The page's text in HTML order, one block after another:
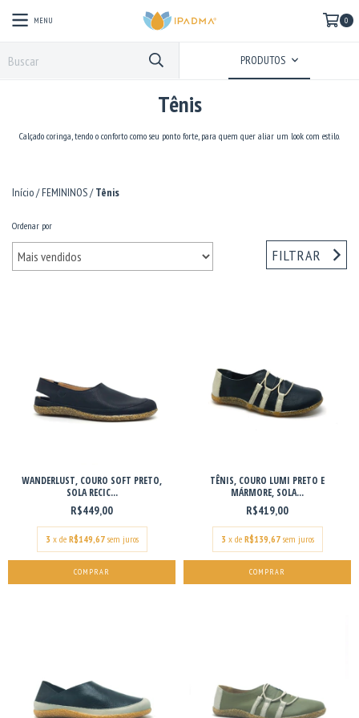
MENU 0
PRODUTOS
Tênis
Calçado coringa, tendo o conforto como seu ponto forte, para quem quer aliar um look com estilo.
Início/FEMININOS/ Tênis
Ordenar por
FILTRAR
WANDERLUST, COURO SOFT PRETO,
SOLA RECIC...
R$449,00
3 x de R$149,67 sem juros
COMPRAR
TÊNIS, COURO LUMI PRETO E
MÁRMORE, SOLA...
R$419,00
3 x de R$139,67 sem juros
COMPRAR